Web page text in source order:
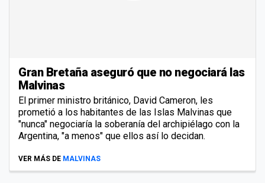
Gran Bretaña aseguró que no negociará las
Malvinas
El primer ministro británico, David Cameron, les
prometió a los habitantes de las Islas Malvinas que
"nunca" negociaría la soberanía del archipiélago con la
Argentina, "a menos" que ellos así lo decidan.
VER MÁS DE MALVINAS